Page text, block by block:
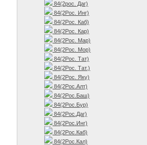
84(2рос. Даг)
84(2Рос. Инг)
84(2Рос. Каб)
84(2Рос. Кар)
84(2Рос. Мар)
84(2Рос. Мор)
84(2Рос. Тат)
84(2Рос. Тат.)
84(2Рос. Яку)
84(2Рос.Алт)
84(2Рос.Баш)
84(2Рос.Бур)
84(2Рос.Даг)
84(2Рос.Инг)
84(2Рос.Каб)
84(2Рос.Кал)